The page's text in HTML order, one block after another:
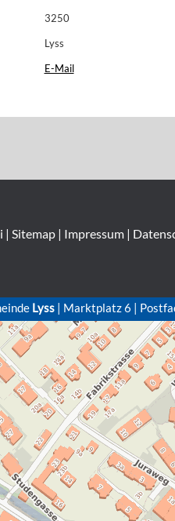
3250
Lyss
E-Mail
| Sitemap| Impressum|
Lyss | Marktplatz 6 |